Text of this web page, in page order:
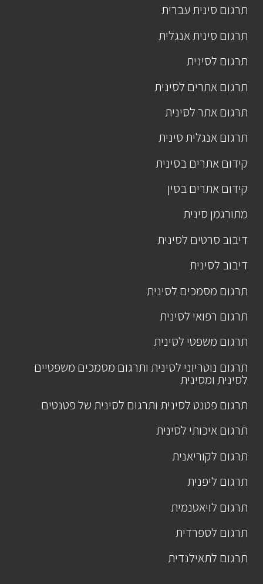
תרגום סינית עברית
תרגום סינית אנגלית
תרגום לסינית
תרגום אתרים לסינית
תרגום אתר לסינית
תרגום אנגלית סינית
קידום אתרים בסינית
קידום אתרים בסין
מתורגמן סינית
דיבוב סרטים לסינית
דיבוב לסינית
תרגום מסמכים לסינית
תרגום רפואי לסינית
תרגום משפטי לסינית
תרגום נוטריוני לסינית ותרגום מסמכים משפטיים
לסינית ומסינית
תרגום פטנט לסינית ותרגום לסינית של פטנטים
תרגום איכותי לסינית
תרגום לקוריאנית
תרגום ליפנית
תרגום לויאטנמית
תרגום לספרדית
תרגום לתאילנדית